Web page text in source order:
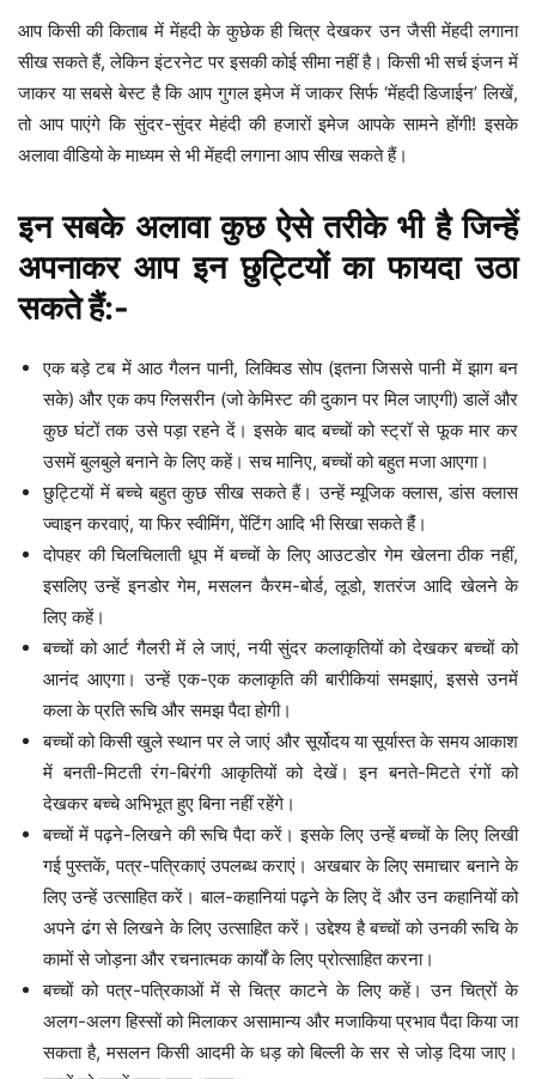
आप किसी की किताब में मेंहदी के कुछेक ही चित्र देखकर उन जैसी मेंहदी लगाना
सीख सकते हैं, लेकिन इंटरनेट पर इसकी कोई सीमा नहीं है। किसी भी सर्च इंजन में
जाकर या सबसे बेस्ट है कि आप गुगल इमेज में जाकर सिर्फ ‘मेंहदी डिजाईन’ लिखें,
तो आप पाएंगे कि सुंदर-सुंदर मेहंदी की हजारों इमेज आपके सामने होंगी! इसके
अलावा वीडियो के माध्यम से भी मेंहदी लगाना आप सीख सकते हैं।
इन सबके अलावा कुछ ऐसे तरीके भी है जिन्हें
अपनाकर आप इन छुट्टियों का फायदा उठा
सकते हैं:-
एक बड़े टब में आठ गैलन पानी, लिक्विड सोप (इतना जिससे पानी में झाग बन
सके) और एक कप ग्लिसरीन (जो केमिस्ट की दुकान पर मिल जाएगी) डालें और
कुछ घंटों तक उसे पड़ा रहने दें। इसके बाद बच्चों को स्ट्रॉ से फूक मार कर
उसमें बुलबुले बनाने के लिए कहें। सच मानिए, बच्चों को बहुत मजा आएगा।
छुट्टियों में बच्चे बहुत कुछ सीख सकते हैं। उन्हें म्यूजिक क्लास, डांस क्लास
ज्वाइन करवाएं, या फिर स्वीमिंग, पेंटिंग आदि भी सिखा सकते हैंं।
दोपहर की चिलचिलाती धूप में बच्चों के लिए आउटडोर गेम खेलना ठीक नहीं,
इसलिए उन्हें इनडोर गेम, मसलन कैरम-बोर्ड, लूडो, शतरंज आदि खेलने के
लिए कहें।
बच्चों को आर्ट गैलरी में ले जाएं, नयी सुंदर कलाकृतियों को देखकर बच्चों को
आनंद आएगा। उन्हें एक-एक कलाकृति की बारीकियां समझाएं, इससे उनमें
कला के प्रति रूचि और समझ पैदा होगी।
बच्चों को किसी खुले स्थान पर ले जाएं और सूर्योदय या सूर्यास्त के समय आकाश
में बनती-मिटती रंग-बिरंगी आकृतियों को देखें। इन बनते-मिटते रंगों को
देखकर बच्चे अभिभूत हुए बिना नहीं रहेंगे।
बच्चों में पढ़ने-लिखने की रूचि पैदा करें। इसके लिए उन्हें बच्चों के लिए लिखी
गई पुस्तकें, पत्र-पत्रिकाएं उपलब्ध कराएं। अखबार के लिए समाचार बनाने के
लिए उन्हें उत्साहित करें। बाल-कहानियां पढ़ने के लिए दें और उन कहानियों को
अपने ढंग से लिखने के लिए उत्साहित करें। उद्देश्य है बच्चों को उनकी रूचि के
कामों से जोड़ना और रचनात्मक कार्यों के लिए प्रोत्साहित करना।
बच्चों को पत्र-पत्रिकाओं में से चित्र काटने के लिए कहें। उन चित्रों के
अलग-अलग हिस्सों को मिलाकर असामान्य और मजाकिया प्रभाव पैदा किया जा
सकता है, मसलन किसी आदमी के धड़ को बिल्ली के सर से जोड़ दिया जाए।